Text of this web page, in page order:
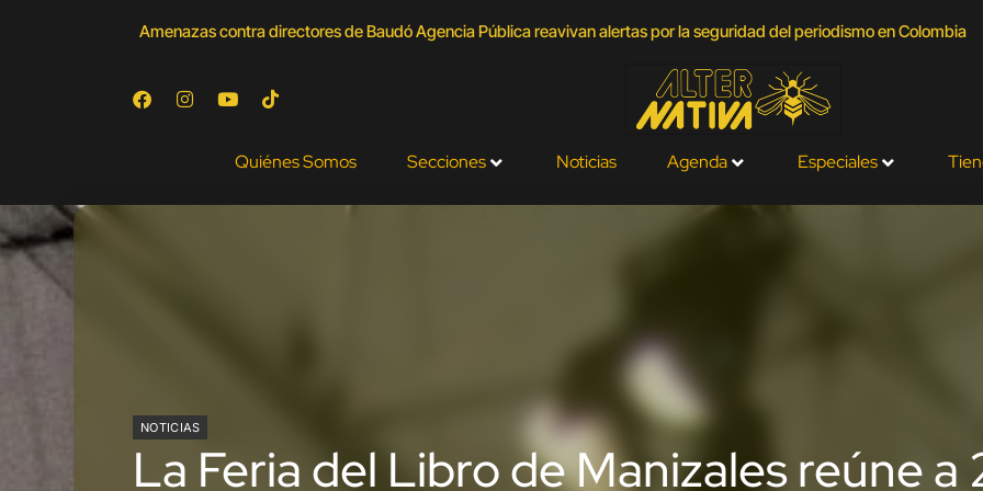
Amenazas contra directores de Baudó Agencia Pública reavivan alertas por la seguridad del periodismo en Colombia
Quiénes Somos Secciones Noticias Agenda Especiales
NOTICIAS
La Feria del Libro de Manizales reúne